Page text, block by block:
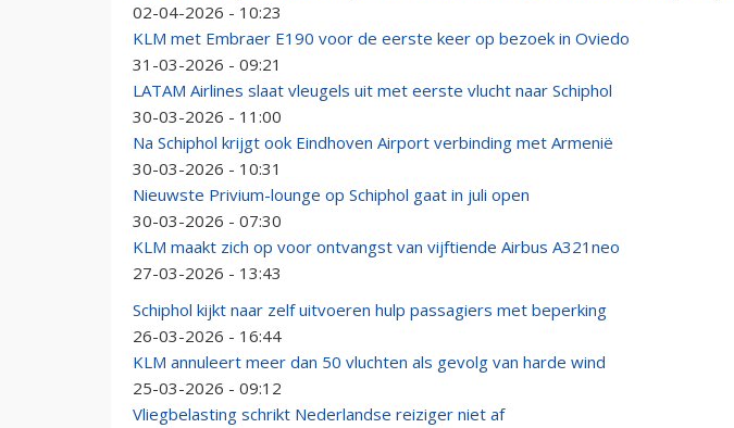
02-04-2026 - 10:23
KLM met Embraer E190 voor de eerste keer op bezoek in Oviedo
31-03-2026 - 09:21
LATAM Airlines slaat vleugels uit met eerste vlucht naar Schiphol
30-03-2026 - 11:00
Na Schiphol krijgt ook Eindhoven Airport verbinding met Armenië
30-03-2026 - 10:31
Nieuwste Privium-lounge op Schiphol gaat in juli open
30-03-2026 - 07:30
KLM maakt zich op voor ontvangst van vijftiende Airbus A321neo
27-03-2026 - 13:43
Schiphol kijkt naar zelf uitvoeren hulp passagiers met beperking
26-03-2026 - 16:44
KLM annuleert meer dan 50 vluchten als gevolg van harde wind
25-03-2026 - 09:12
Vliegbelasting schrikt Nederlandse reiziger niet af